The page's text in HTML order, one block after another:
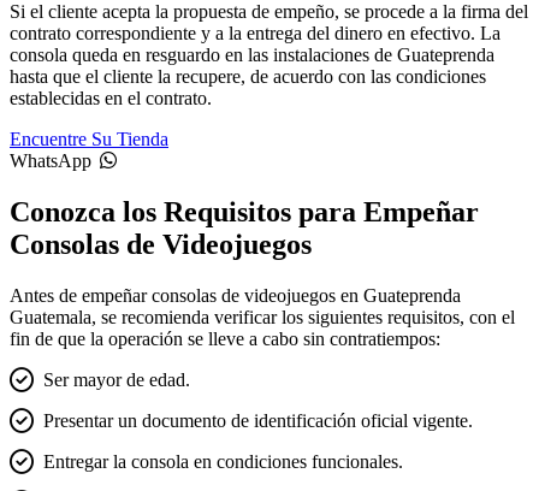
Si el cliente acepta la propuesta de empeño, se procede a la firma del
contrato correspondiente y a la entrega del dinero en efectivo. La
consola queda en resguardo en las instalaciones de Guateprenda
hasta que el cliente la recupere, de acuerdo con las condiciones
establecidas en el contrato.
Encuentre Su Tienda
WhatsApp
Conozca los Requisitos para Empeñar
Consolas de Videojuegos
Antes de empeñar consolas de videojuegos en Guateprenda
Guatemala, se recomienda verificar los siguientes requisitos, con el
fin de que la operación se lleve a cabo sin contratiempos:
Ser mayor de edad.
Presentar un documento de identificación oficial vigente.
Entregar la consola en condiciones funcionales.